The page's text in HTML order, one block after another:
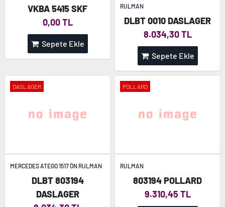
VKBA 5415 SKF
0,00 TL
Sepete Ekle
RULMAN
DLBT 0010 DASLAGER
8.034,30 TL
Sepete Ekle
DASLAGER
MERCEDES ATEGO 1517 ÖN RULMAN
DLBT 803194
DASLAGER
POLLARD
RULMAN
803194 POLLARD
9.310,45 TL